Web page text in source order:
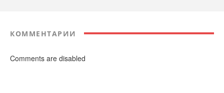
КОММЕНТАРИИ
Comments are disabled